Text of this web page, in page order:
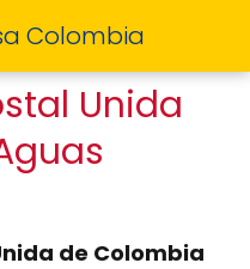
Colombia
Unida
de Colombia